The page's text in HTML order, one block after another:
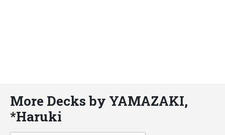
More Decks by YAMAZAKI,
*Haruki